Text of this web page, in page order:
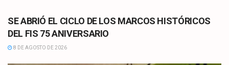
SE ABRIÓ EL CICLO DE LOS MARCOS HISTÓRICOS
DEL FIS 75 ANIVERSARIO
8 DE AGOSTO DE 2026